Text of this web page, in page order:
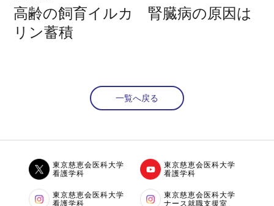
高齢の飼育イルカ 腎臓病の原因は
リン蓄積
一覧へ戻る
東京慈恵会医科大学
看護学科
東京慈恵会医科大学
看護学科
東京慈恵会医科大学
看護学科
東京慈恵会医科大学
ナース就職支援室